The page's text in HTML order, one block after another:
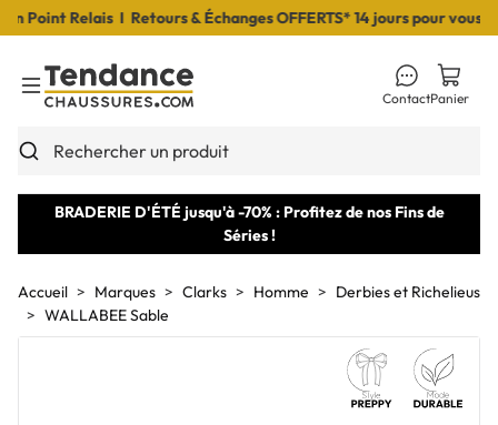
Point Relais I Retours & Échanges OFFERTS* 14 jours pour vous
Toggle Menu
Rechercher un produit
ContactPanier
BRADERIE D'ÉTÉ jusqu'à -70% : Profitez de nos Fins de
Séries !
Accueil Marques Clarks Homme
Derbies et Richelieus
WALLABEE Sable